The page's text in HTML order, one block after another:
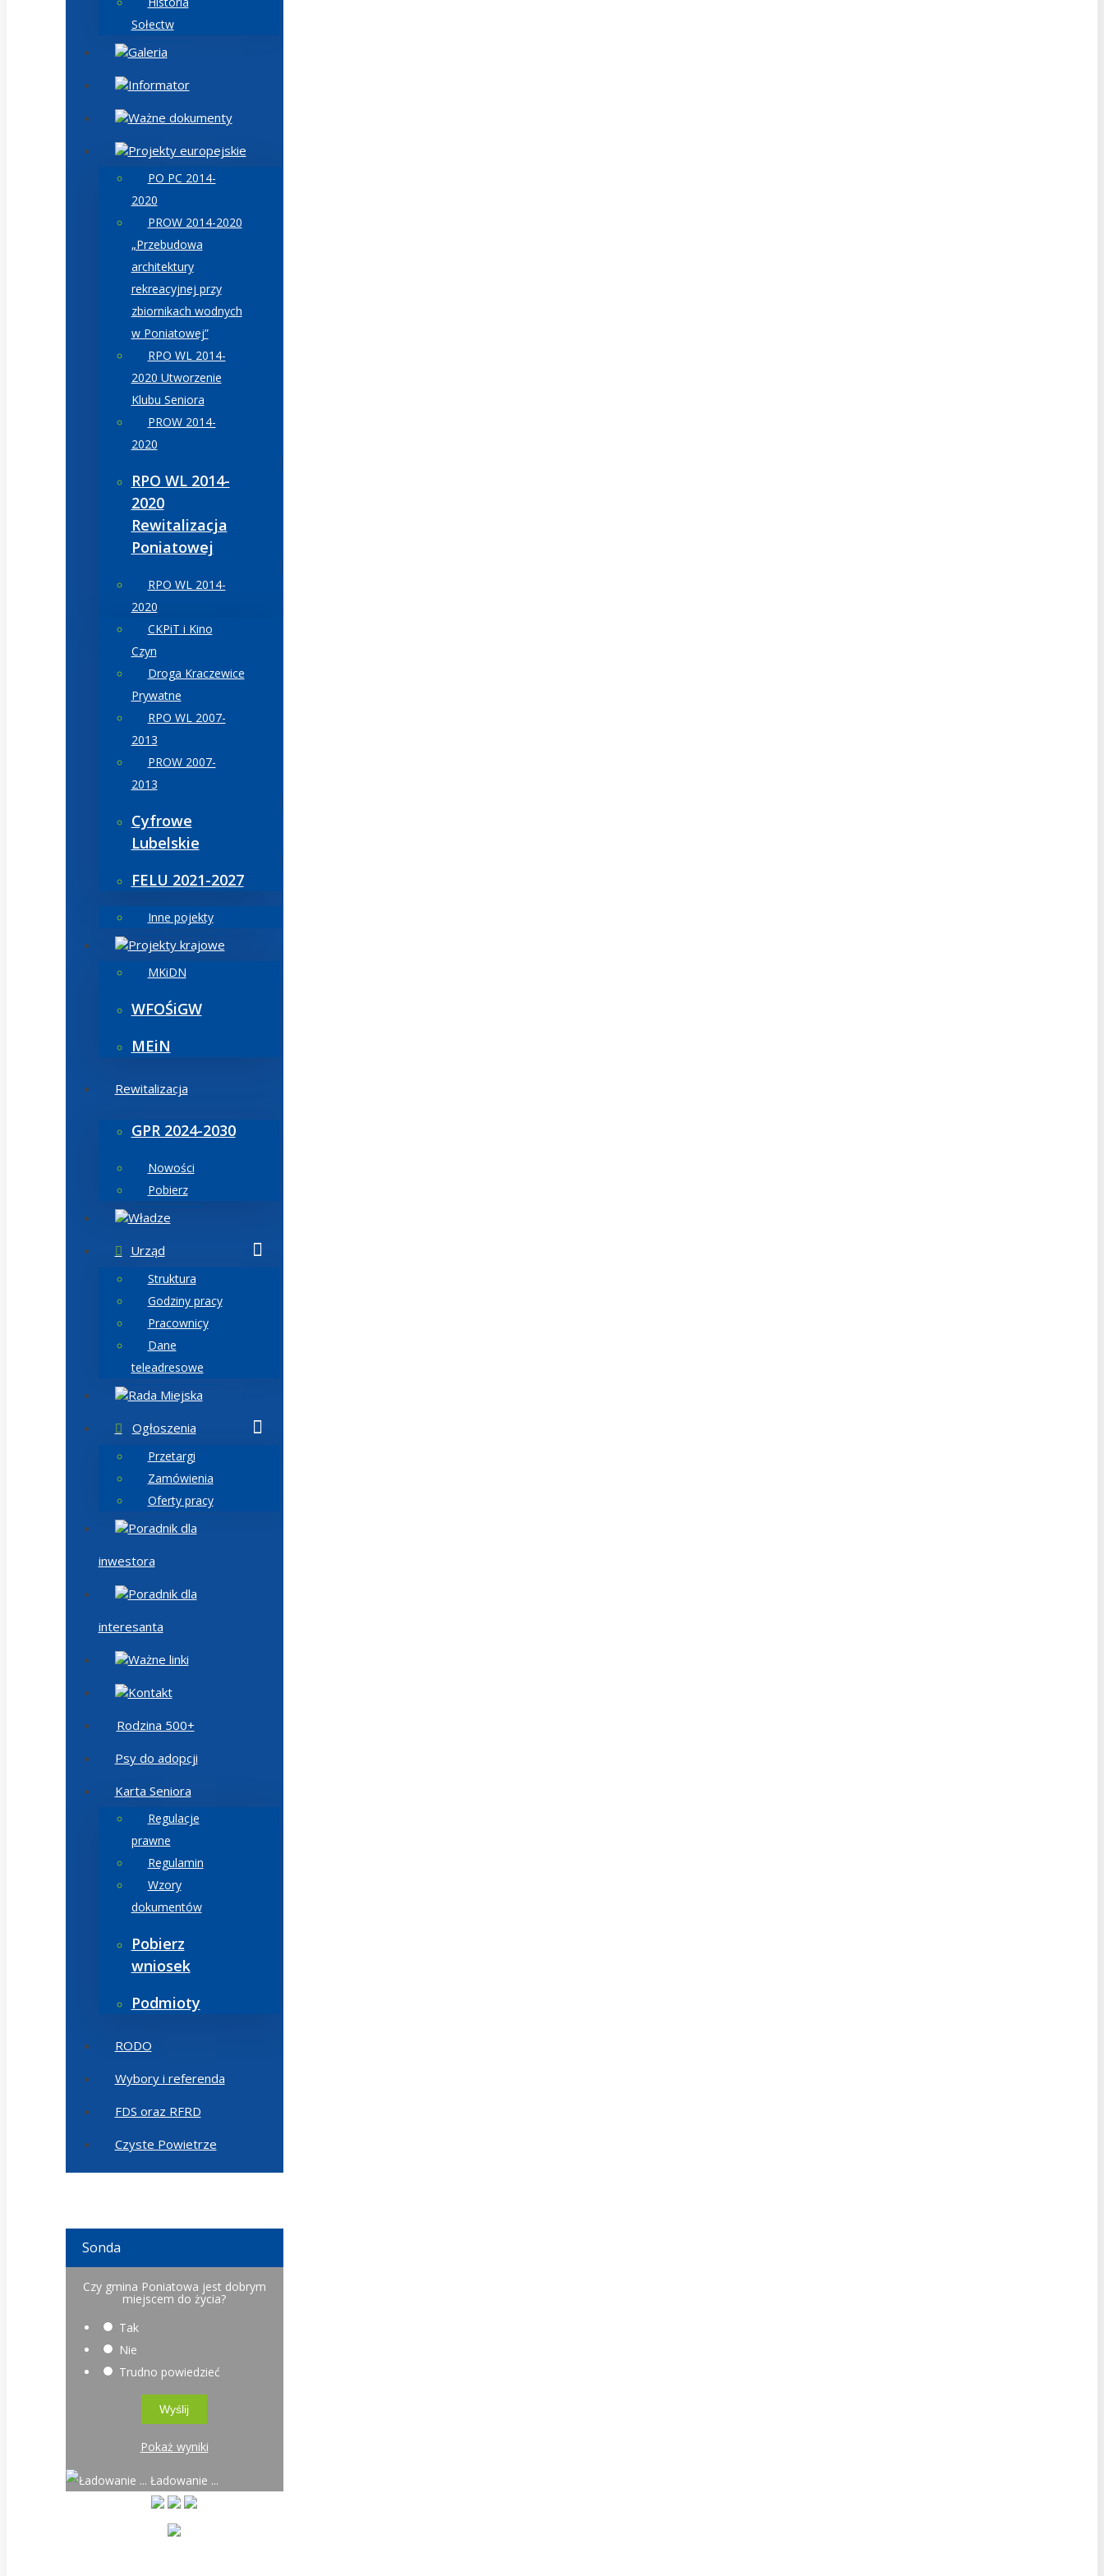
Sołectw
Galeria
Informator
Ważne dokumenty
Projekty europejskie
PO PC 2014-
2020
PROW 2014-2020
„Przebudowa
architektury
rekreacyjnej przy
zbiornikach wodnych
w Poniatowej”
RPO WL 2014-
2020 Utworzenie
Klubu Seniora
PROW 2014-
2020
RPO WL 2014-
2020
Rewitalizacja
Poniatowej
RPO WL 2014-
2020
CKPiT i Kino
Czyn
Droga Kraczewice
Prywatne
RPO WL 2007-
2013
PROW 2007-
2013
Cyfrowe
Lubelskie
FELU 2021-2027
Inne pojekty
Projekty krajowe
MKiDN
WFOŚiGW
MEiN
Rewitalizacja
GPR 2024-2030
Nowości
Pobierz
Władze
Urząd
Struktura
Godziny pracy
Pracownicy
Dane
teleadresowe
Rada Miejska
Ogłoszenia
Przetargi
Zamówienia
Oferty pracy
Poradnik dla
inwestora
Poradnik dla
interesanta
Ważne linki
Kontakt
Rodzina 500+
Psy do adopcji
Karta Seniora
Regulacje
prawne
Regulamin
Wzory
dokumentów
Pobierz
wniosek
Podmioty
RODO
Wybory i referenda
FDS oraz RFRD
Czyste Powietrze
Sonda
Czy gmina Poniatowa jest dobrym
miejscem do życia?
Tak
Nie
Trudno powiedzieć
Pokaż wyniki
Ładowanie ...